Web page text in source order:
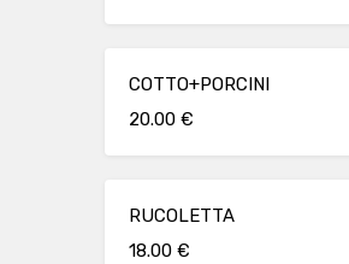
COTTO+PORCINI
20.00 €
RUCOLETTA
18.00 €